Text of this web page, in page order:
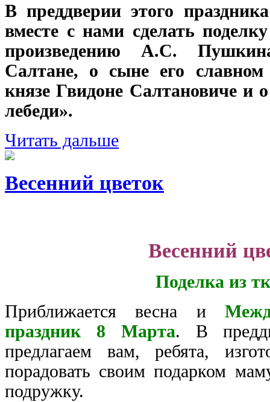
В преддверии этого
вместе с нами сделать
произведению А.С.
Салтане, о сыне его
князе Гвидоне Салтановиче и
лебеди».
Читать дальше
Весенний цветок
Весенний
Поделка из
Приближается весна и
праздник 8 Марта. В
предлагаем вам, ребята,
порадовать своим подарком
подружку.